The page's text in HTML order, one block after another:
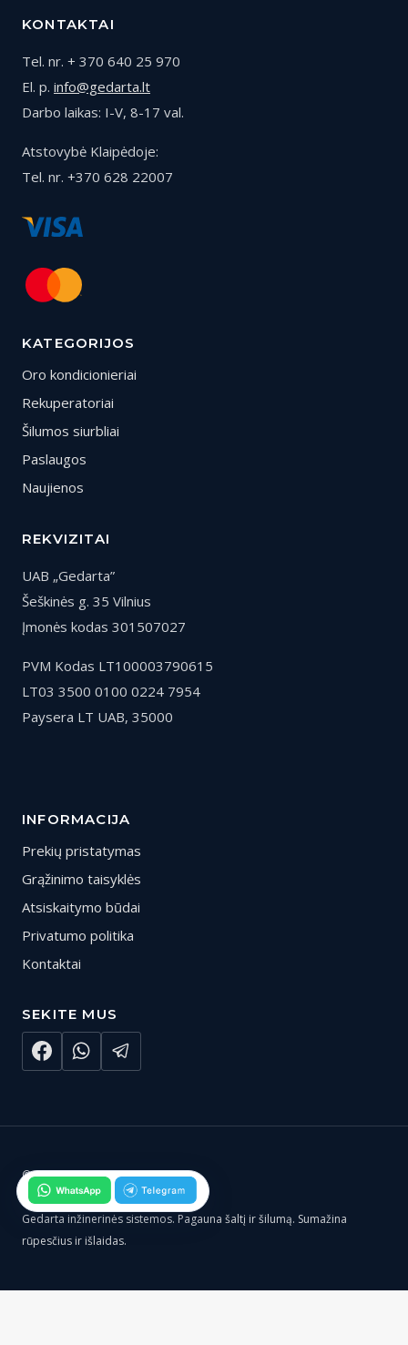
KONTAKTAI
Tel. nr. + 370 640 25 970
El. p. info@gedarta.lt
Darbo laikas: I-V, 8-17 val.
Atstovybė Klaipėdoje:
Tel. nr. +370 628 22007
KATEGORIJOS
Oro kondicionieriai
Rekuperatoriai
Šilumos siurbliai
Paslaugos
Naujienos
REKVIZITAI
UAB „Gedarta”
Šeškinės g. 35 Vilnius
Įmonės kodas 301507027
PVM Kodas LT100003790615
LT03 3500 0100 0224 7954
Paysera LT UAB, 35000
INFORMACIJA
Prekių pristatymas
Grąžinimo taisyklės
Atsiskaitymo būdai
Privatumo politika
Kontaktai
SEKITE MUS
© 2026 Gedarta.lt
Gedarta inžinerinės sistemos. Pagauna šaltį ir šilumą. Sumažina
rūpesčius ir išlaidas.